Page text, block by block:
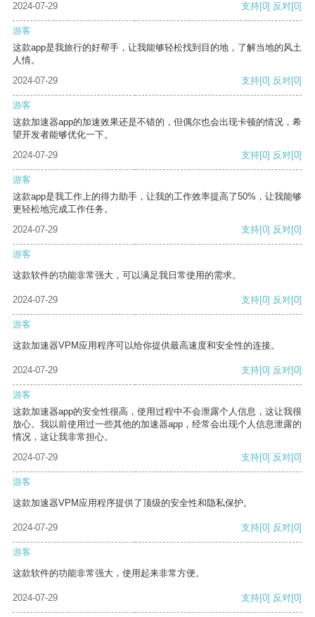
2024-07-29 支持[0] 反对[0]
游客
这款app是我旅行的好帮手，让我能够轻松找到目的地，了解当地的风土
人情。
2024-07-29
支持[0] 反对[0]
游客
这款加速器app的加速效果还是不错的，但偶尔也会出现卡顿的情况，希
望开发者能够优化一下。
2024-07-29
支持[0] 反对[0]
游客
这款app是我工作上的得力助手，让我的工作效率提高了50%，让我能够
更轻松地完成工作任务。
2024-07-29
支持[0] 反对[0]
游客
这款软件的功能非常强大，可以满足我日常使用的需求。
2024-07-29 支持[0] 反对[0]
游客
这款加速器VPM应用程序可以给你提供最高速度和安全性的连接。
2024-07-29 支持[0] 反对[0]
游客
这款加速器app的安全性很高，使用过程中不会泄露个人信息，这让我很
放心。我以前使用过一些其他的加速器app，经常会出现个人信息泄露的
情况，这让我非常担心。
2024-07-29
支持[0] 反对[0]
游客
这款加速器VPM应用程序提供了顶级的安全性和隐私保护。
2024-07-29 支持[0] 反对[0]
游客
这款软件的功能非常强大，使用起来非常方便。
2024-07-29 支持[0] 反对[0]